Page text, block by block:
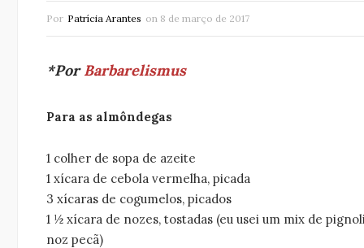
Por Patrícia Arantes on 8 de março de 2017
*PorBarbarelismus
Para as almôndegas
1 colher de sopa de azeite
1 xícara de cebola vermelha, picada
3 xícaras de cogumelos, picados
1 ½ xícara de nozes, tostadas (eu usei um mix de
noz pecã)